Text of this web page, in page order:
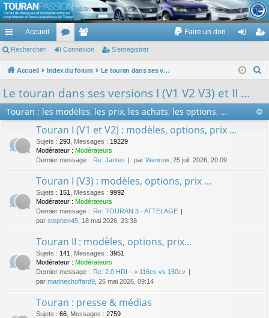
TouranPassion
Le forum des propriétaires ou futurs acquéreurs du Volkswagen Touran
cc
ès
pi
de
Accueil
or
u
s
e
m
es
Faire un don
ne
on
nr
ist
re
Rechercher Connexion S’enregistrer
Accueil Index du forum Le touran dans ses versions I (V1 V2 V3) et II ...
Le touran dans ses versions I (V1 V2 V3) et II ...
Touran : les modèles, les prix, les achats, les options, ...
Touran I (V1 et V2) : modèles, options, prix ...
Sujets : 293 Messages : 19229
Modérateur : Modérateurs
Dernier message : Re: Jantes par Wenrow , 25 juil. 2026, 20:09
Touran I (V3) : modèles, options, prix ...
Sujets : 151 Messages : 9992
Modérateur : Modérateurs
Dernier message : Re: TOURAN 3 - ATTELAGE
par stephen45 , 18 mai 2026, 23:38
Touran II : modèles, options, prix...
Sujets : 141 Messages : 3951
Modérateur : Modérateurs
Dernier message : Re: 2.0 HDI --> 116cv vs 150cv
par marinechoffard9 , 26 mai 2026, 09:14
Touran : presse & médias
Sujets : 66 Messages : 2759